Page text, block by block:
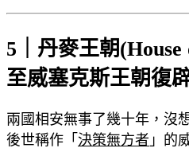
5｜丹麥王朝
至威塞克斯王朝復
兩國相安無事了幾十年，沒
後世稱作「 決策無方者 」的